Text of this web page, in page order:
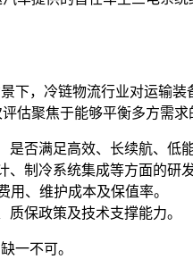
下，冷链物流行业对运输
估聚焦于能够平衡多方需
否满足高效、长续航、低
制冷系统集成等方面的研
、维护成本及保值率。
保政策及技术支撑能力。
一不可。